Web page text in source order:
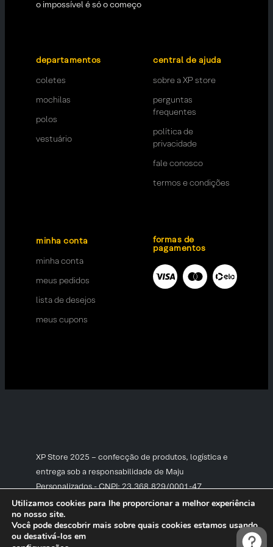
o impossível é só o começo
departamentos
coletes
mochilas
polos
vestuário
central de ajuda
sobre a XP store
perguntas
frequentes
política de
privacidade
fale conosco
termos e condições
minha conta
minha conta
meus pedidos
lista de desejos
meus cupons
formas de
pagamentos
XP Store 2025 – confecção de produtos, logística e
entrega sob a responsabilidade de Maju
Personalizados - CNPJ: 23.368.829/0001-47
Utilizamos cookies para lhe proporcionar a melhor experiência
no nosso site.
Você pode descobrir mais sobre quais cookies estamos usando
ou desativá-los em